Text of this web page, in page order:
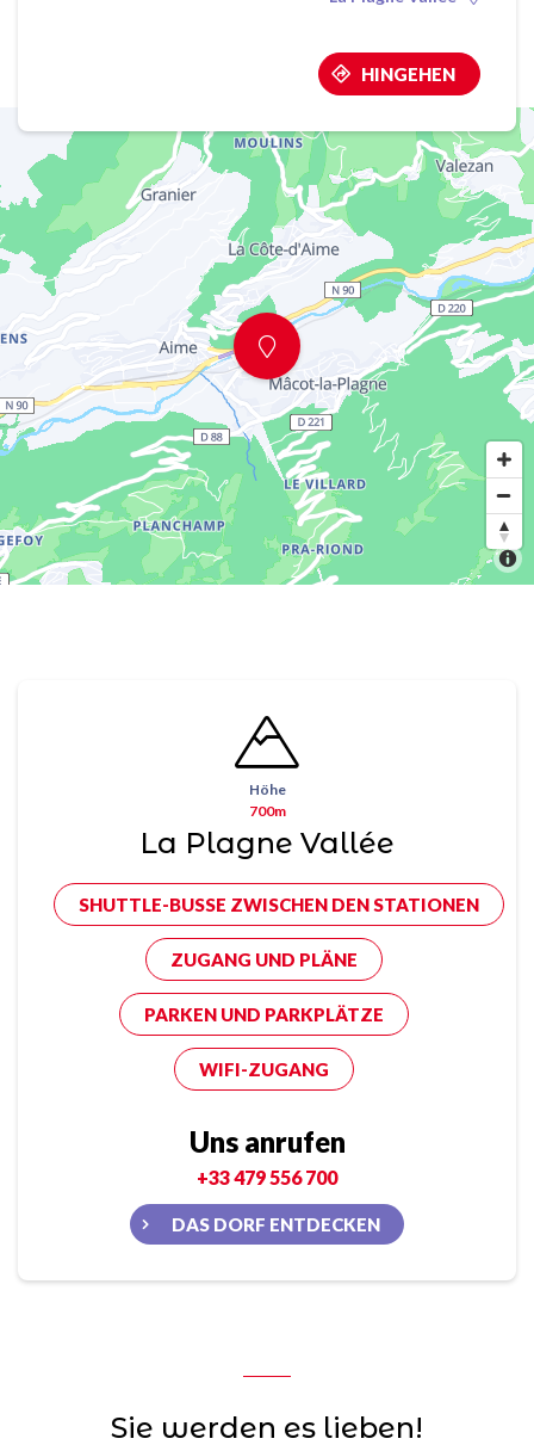
HINGEHEN
Höhe
700m
La Plagne Vallée
SHUTTLE-BUSSE ZWISCHEN DEN STATIONEN
ZUGANG UND PLÄNE
PARKEN UND PARKPLÄTZE
WIFI-ZUGANG
Uns anrufen
+33 479 556 700
DAS DORF ENTDECKEN
Sie werden es lieben!